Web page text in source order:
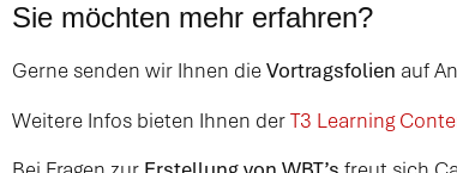
Sie möchten mehr erfahren?
Gerne senden wir Ihnen dieVortragsfolien auf
Weitere Infos bieten Ihnen derT3 Learning